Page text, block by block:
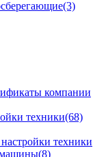
(3)
компании
техники(68)
техники
машины(8)